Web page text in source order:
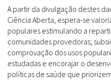
A partir da divulgação destes
Ciência Aberta, espera-se
populares estimulando a
comunidades provedoras;
comprovação dos usos
estudadas e encorajar o
políticas de saúde que